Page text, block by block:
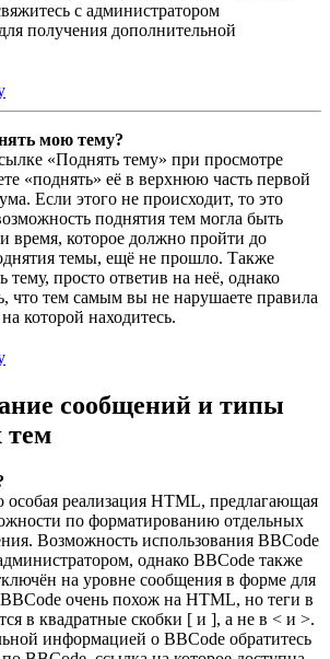
с администратором
получения дополнительной
мою тему?
«Поднять тему» при просмотре
«поднять» её в верхнюю часть первой
Если этого не происходит, то это
поднятия тем могла быть
время, которое должно пройти до
темы, ещё не прошло. Также
тему, просто ответив на неё, однако
что тем самым вы не нарушаете правила
которой находитесь.
сообщений и типы
тем
реализация HTML, предлагающая
по форматированию отдельных
Возможность использования BBCode
однако BBCode также
на уровне сообщения в форме для
очень похож на HTML, но теги в
в квадратные скобки [ и ], а не в < и >.
информацией о BBCode обратитесь